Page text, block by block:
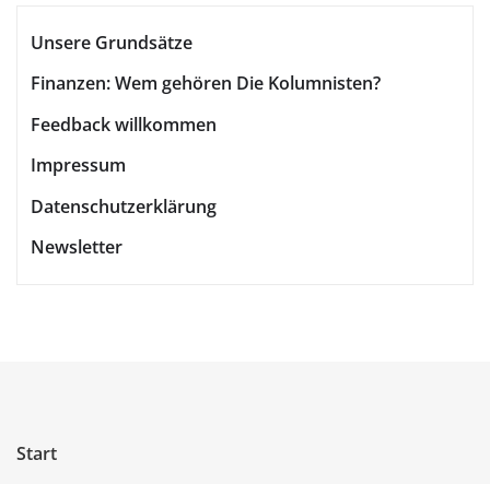
Unsere Grundsätze
Finanzen: Wem gehören Die Kolumnisten?
Feedback willkommen
Impressum
Datenschutzerklärung
Newsletter
Start